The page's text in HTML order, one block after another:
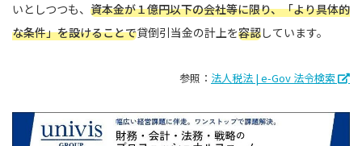
いとしつつも、 資本金が１億円以下の会社等に限り、「より具体的
な条件」を設けることで貸倒引当金の計上を容認しています。
参照： 法人税法 | e-Gov 法令検索